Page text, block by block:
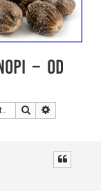
– od
Szukaj